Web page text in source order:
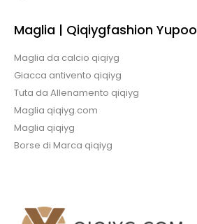
Maglia | Qiqiygfashion Yupoo
Maglia da calcio qiqiyg
Giacca antivento qiqiyg
Tuta da Allenamento qiqiyg
Maglia qiqiyg.com
Maglia qiqiyg
Borse di Marca qiqiyg